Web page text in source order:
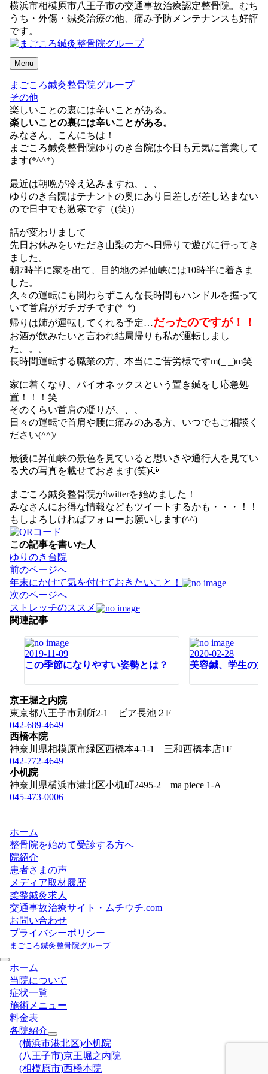
横浜市相模原市八王子市の交通事故治療認定整骨院。むち
うち・外傷・鍼灸治療の他、痛み予防メンテナンスも好評
です。
Menu
まごころ鍼灸整骨院グループ
その他
楽しいことの裏には辛いことがある。
楽しいことの裏には辛いことがある。
みなさん、こんにちは！
まごころ鍼灸整骨院ゆりのき台院は今日も元気に営業して
ます(*^^*)
最近は朝晩が冷え込みますね、、、
ゆりのき台院はテナントの奥にあり日差しが差し込まない
ので日中でも激寒です（(笑)）
話が変わりまして
先日お休みをいただき山梨の方へ日帰りで遊びに行ってき
ました。
朝7時半に家を出て、目的地の昇仙峡には10時半に着きま
した。
久々の運転にも関わらずこんな長時間もハンドルを握って
いて首肩がガチガチです(*_*)
帰りは姉が運転してくれる予定…だったのですが！！
お酒が飲みたいと言われ結局帰りも私が運転しまし
た。。。
長時間運転する職業の方、本当にご苦労様ですm(_ _)m笑
家に着くなり、パイオネックスという置き鍼をし応急処
置！！！笑
そのくらい首肩の凝りが、、、
日々の運転で首肩や腰に痛みのある方、いつでもご相談く
ださい(^^)/
最後に昇仙峡の景色を見ていると思いきや通行人を見てい
る犬の写真を載せておきます(笑)🐶
まごころ鍼灸整骨院がtwitterを始めました！
みなさんにお得な情報などもツイートするかも・・・！！
もしよろしければフォローお願いします(^^)
この記事を書いた人
ゆりのき台院
投
稿
ナ
ビ
ゲ
前のページへ
年末にかけて気を付けておきたいこと！
次のページへ
ストレッチのススメ
関連記事
2019-11-09
この季節になりやすい姿勢とは？
2020-02-28
美容鍼、学生の
京王堀之内院
東京都八王子市別所2-1 ビア長池２F
042-689-4649
西橋本院
神奈川県相模原市緑区西橋本4-1-1 三和西橋本店1F
042-772-4649
小机院
神奈川県横浜市港北区小机町2495-2 ma piece 1-A
045-473-0006
ホーム
整骨院を始めて受診する方へ
院紹介
患者さまの声
メディア取材履歴
柔整鍼灸求人
交通事故治療サイト・ムチウチ.com
お問い合わせ
プライバシーポリシー
まごころ鍼灸整骨院グループ
ホーム
当院について
症状一覧
施術メニュー
料金表
各院紹介
(横浜市港北区)小机院
(八王子市)京王堀之内院
(相模原市)西橋本院